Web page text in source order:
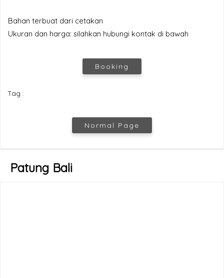
Bahan terbuat dari cetakan
Ukuran dan harga: silahkan hubungi kontak di bawah
Booking
Tag :
Normal Page
Patung Bali